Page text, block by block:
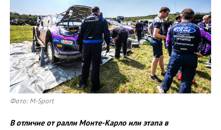
Фото: M-Sport
В отличие от ралли Монте-Карло или этапа в